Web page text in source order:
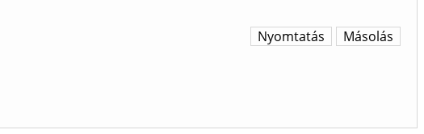
Másolás
Nyomtatás